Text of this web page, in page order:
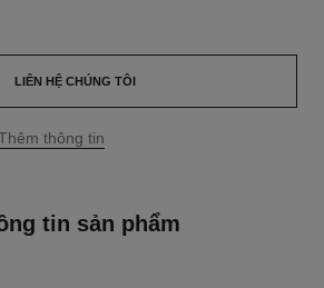
LIÊN HỆ CHÚNG TÔI
thông tin
tin sản phẩm